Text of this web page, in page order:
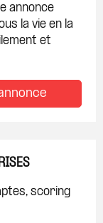
annonce
la vie en la
et
scoring